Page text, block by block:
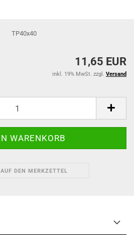
TP40x40
11,65 EUR
inkl. 19% MwSt. zzgl. Versand
AUF DEN MERKZETTEL